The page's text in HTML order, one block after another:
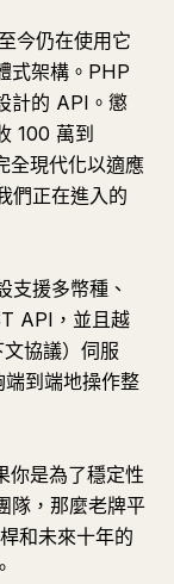
今仍在使用它
式架構。PHP
計的 API。懲
100 萬到
全現代化以適應
們正在進入的
支援多幣種、
API，並且越
協議）伺服
到端地操作整
你是為了穩定性
隊，那麼老牌平
和未來十年的